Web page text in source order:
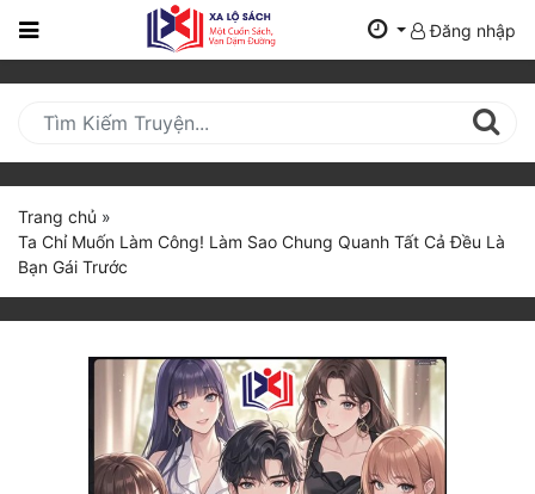
Trang
Mới
Cập
Nhật
(current)
BXH
Đăng nhập
Trang chủ »
Ta Chỉ Muốn Làm Công! Làm Sao Chung Quanh Tất Cả Đều Là
Bạn Gái Trước